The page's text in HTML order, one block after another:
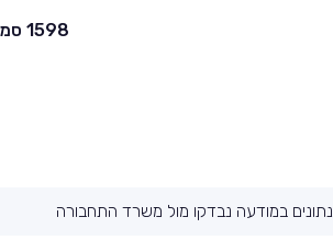
1598 סמ״ק בנזין
נתונים במודעה נבדקו מול משרד התחבורה